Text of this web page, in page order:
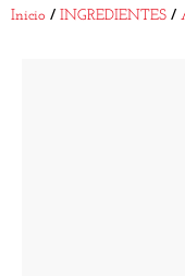
Inicio / INGREDIENTES /